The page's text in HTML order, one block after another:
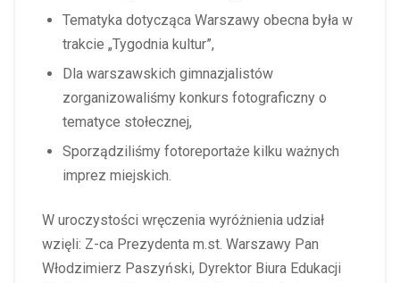
Tematyka dotycząca Warszawy obecna była w
trakcie „Tygodnia kultur”,
Dla warszawskich gimnazjalistów
zorganizowaliśmy konkurs fotograficzny o
tematyce stołecznej,
Sporządziliśmy fotoreportaże kilku ważnych
imprez miejskich.
W uroczystości wręczenia wyróżnienia udział
wzięli: Z-ca Prezydenta m.st. Warszawy Pan
Włodzimierz Paszyński, Dyrektor Biura Edukacji